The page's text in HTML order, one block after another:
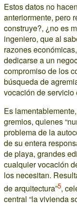
Estos datos no
anteriormente, pero
construye?, ¿no es
ingeniero, que al
razones
dedicarse a un
compromiso de los
búsqueda de
vocación de servicio
Es
gremios, quienes
problema de la
de su entera
de playa, grandes
cualquier vocación
los necesitan.
de arquitectura”5,
central “la vivienda